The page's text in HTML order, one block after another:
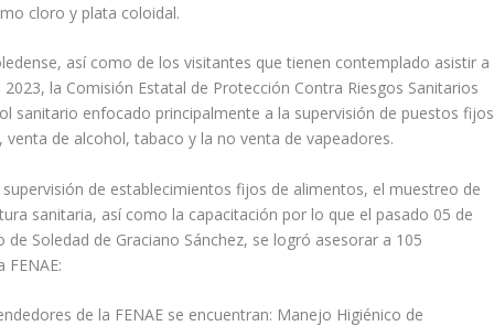
cloro y plata coloidal.
así como de los visitantes que tienen contemplado asistir a
la Comisión Estatal de Protección Contra Riesgos Sanitarios
sanitario enfocado principalmente a la supervisión de puestos fijos
de alcohol, tabaco y la no venta de vapeadores.
de establecimientos fijos de alimentos, el muestreo de
sanitaria, así como la capacitación por lo que el pasado 05 de
Soledad de Graciano Sánchez, se logró asesorar a 105
de la FENAE se encuentran: Manejo Higiénico de